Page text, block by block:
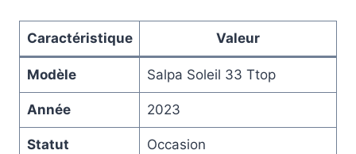
Caractéristique Valeur
Modèle Salpa Soleil 33 Ttop
Année 2023
Statut Occasion